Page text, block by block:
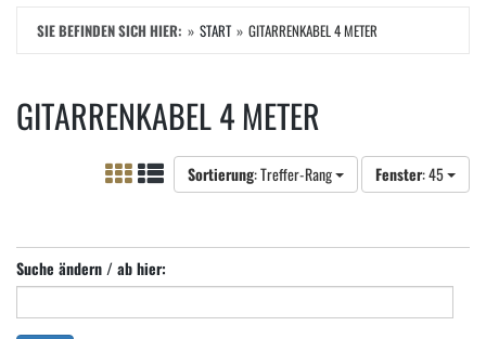
SIE BEFINDEN SICH HIER: START GITARRENKABEL 4 METER
GITARRENKABEL 4 METER
Sortierung: Treffer-Rang Fenster: 45
Suche ändern / ab hier: